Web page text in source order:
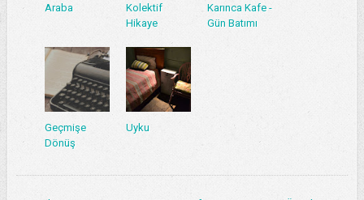
Araba
Kolektif
Hikaye
Karınca Kafe -
Gün Batımı
Geçmişe
Dönüş
Uyku